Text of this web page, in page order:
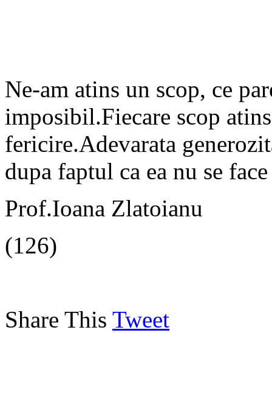
Ne-am atins un scop, ce
imposibil.Fiecare scop
fericire.Adevarata
dupa faptul ca ea nu se
Prof.Ioana Zlatoianu
(126)
Share This Tweet